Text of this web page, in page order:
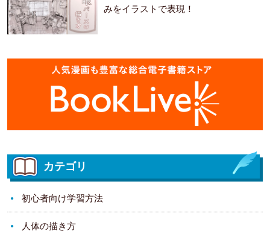
みをイラストで表現！
カテゴリ
初心者向け学習方法
人体の描き方